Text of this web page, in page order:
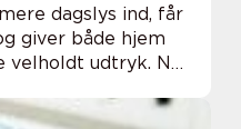
dagslys ind, får
giver både hjem
velholdt udtryk. Når
til vind...